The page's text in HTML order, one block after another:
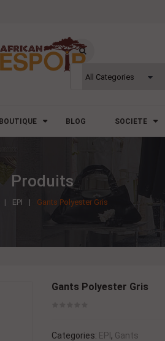
BOUTIQUE BLOG SOCIETE
Produits
EPI Gants Polyester Gris
Gants Polyester Gris
Categories: EPI , Gants